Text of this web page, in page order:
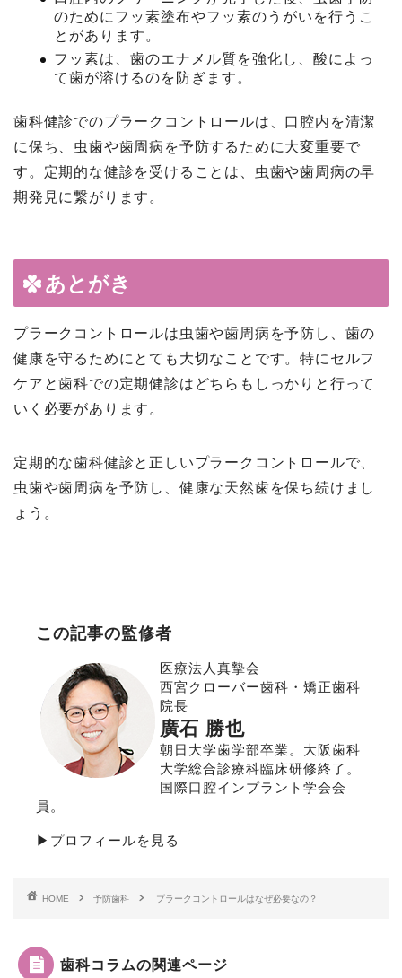
のためにフッ素塗布やフッ素のうがいを行うこ
とがあります。
フッ素は、歯のエナメル質を強化し、酸によっ
て歯が溶けるのを防ぎます。
歯科健診でのプラークコントロールは、口腔内を清潔
に保ち、虫歯や歯周病を予防するために大変重要で
す。定期的な健診を受けることは、虫歯や歯周病の早
期発見に繋がります。
あとがき
プラークコントロールは虫歯や歯周病を予防し、歯の
健康を守るためにとても大切なことです。特にセルフ
ケアと歯科での定期健診はどちらもしっかりと行って
いく必要があります。
定期的な歯科健診と正しいプラークコントロールで、
虫歯や歯周病を予防し、健康な天然歯を保ち続けまし
ょう。
この記事の監修者
医療法人真摯会
西宮クローバー歯科・矯正歯科
院長
廣石 勝也
朝日大学歯学部卒業。大阪歯科
大学総合診療科臨床研修終了。
国際口腔インプラント学会会
員。
▶プロフィールを見る
HOME 予防歯科 プラークコントロールはなぜ必要なの？
歯科コラムの関連ページ